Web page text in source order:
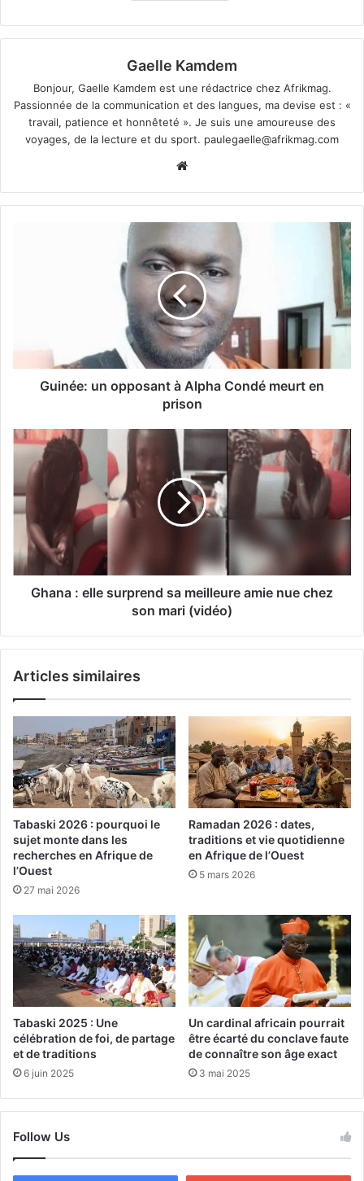
Gaelle Kamdem
Bonjour, Gaelle Kamdem est une rédactrice chez Afrikmag.
Passionnée de la communication et des langues, ma devise est : «
travail, patience et honnêteté ». Je suis une amoureuse des
voyages, de la lecture et du sport. paulegaelle@afrikmag.com
Guinée: un opposant à Alpha Condé meurt en
prison
Ghana : elle surprend sa meilleure amie nue chez
son mari (vidéo)
Articles similaires
Tabaski 2026 : pourquoi le
sujet monte dans les
recherches en Afrique de
l’Ouest
27 mai 2026
Ramadan 2026 : dates,
traditions et vie quotidienne
en Afrique de l’Ouest
5 mars 2026
Tabaski 2025 : Une
célébration de foi, de partage
et de traditions
6 juin 2025
Un cardinal africain pourrait
être écarté du conclave faute
de connaître son âge exact
3 mai 2025
Follow Us